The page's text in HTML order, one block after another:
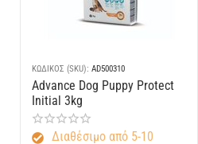
ΚΩΔΙΚΟΣ (SKU): AD500310
Advance Dog Puppy Protect
Initial 3kg
Διαθέσιμο από 5-10